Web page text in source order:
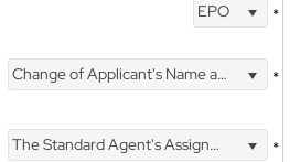
EPO *
Change of Applicant's Name and Address *
The Standard Agent's Assignment
*